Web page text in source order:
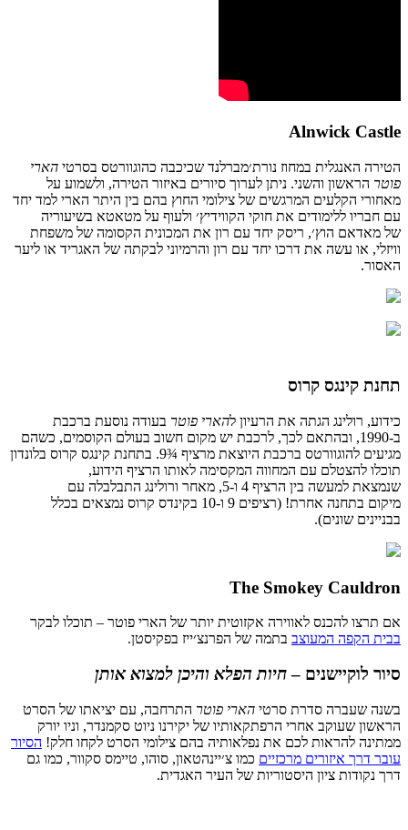
Alnwick Castle
הטירה האנגלית במחוז נורת׳מברלנד שכיכבה כהוגוורטס בסרטי הארי
פוטר הראשון והשני. ניתן לערוך סיורים באיזור הטירה, ולשמוע על
מאחורי הקלעים המרגשים של צילומי החוץ בהם בין היתר הארי למד יחד
עם חבריו ללימודים את חוקי הקווידיץ׳ ולעוף על מטאטא בשיעוריה
של מאדאם הוץ׳, ריסק יחד עם רון את המכונית הקסומה של משפחת
וויזלי, או עשה את דרכו יחד עם רון והרמיוני לבקתה של האגריד או ליער
האסור.
תחנת קינגס קרוס
כידוע, רולינג הגתה את הרעיון להארי פוטר בעודה נוסעת ברכבת
ב-1990, ובהתאם לכך, לרכבת יש מקום חשוב בעולם הקוסמים, כשהם
מגיעים להוגוורטס ברכבת היוצאת מרציף ¾9. בתחנת קינגס קרוס בלונדון
תוכלו להצטלם עם המחווה המקסימה לאותו הרציף הידוע,
שנמצאת למעשה בין הרציף ו-5, מאחר ורולינג התבלבלה עם
מיקום בתחנה אחרת! (רציפים ו-10 בקינדס קרוס נמצאים בכלל
בבניינים שונים).
The Smokey Cauldron
אם תרצו להכנס לאווירה אקזוטית יותר של הארי פוטר – תוכלו לבקר
בבית הקפה המעוצב בתמה של הפרנצ׳ייז בפקיסטן.
סיור לוקיישנים –חיות הפלא והיכן למצוא אותן
בשנה שעברה סדרת סרטי הארי פוטר התרחבה, עם יציאתו של הסרט
הראשון שעוקב אחרי הרפתקאותיו של יקירנו ניוט סקמנדר, וניו יורק
ממתינה להראות לכם את נפלאותיה בהם צילומי הסרט לקחו חלק! הסיור
עובר דרך איזורים מרכזיים כמו צ׳יינהטאון, סוהו, טיימס סקוור, כמו גם
דרך נקודות ציון היסטוריות של העיר האגדית.